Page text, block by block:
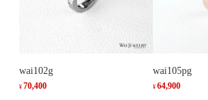
wai102g
¥ 70,400
wai105pg
¥ 64,900